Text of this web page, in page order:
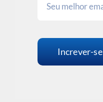
Increver-se